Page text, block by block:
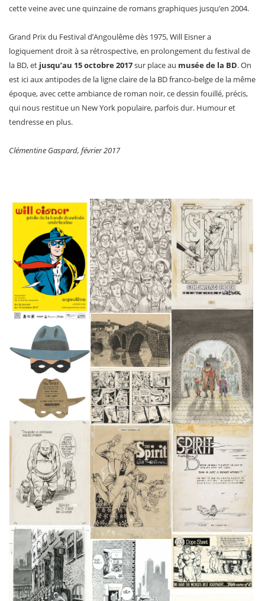
cette veine avec une quinzaine de romans graphiques jusqu’en 2004.
Grand Prix du Festival d’Angoulême dès 1975, Will Eisner a
logiquement droit à sa rétrospective, en prolongement du festival de
la BD, et jusqu’au 15 octobre 2017sur place au musée de la BD. On
est ici aux antipodes de la ligne claire de la BD franco-belge de la même
époque, avec cette ambiance de roman noir, ce dessin fouillé, précis,
qui nous restitue un New York populaire, parfois dur. Humour et
tendresse en plus.
Clémentine Gaspard, février 2017